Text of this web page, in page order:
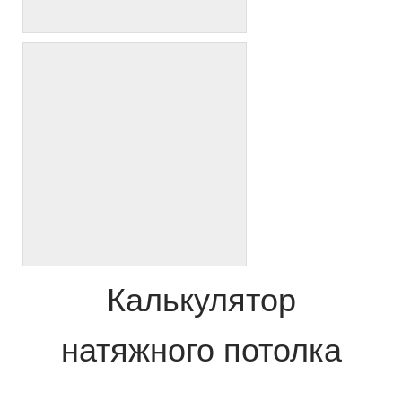
Калькулятор
натяжного потолка